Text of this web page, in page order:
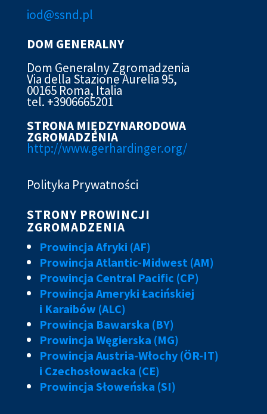
iod@ssnd.pl
DOM GENERALNY
Dom Generalny Zgromadzenia
Via della Stazione Aurelia 95,
00165 Roma, Italia
tel. +3906665201
STRONA MIĘDZYNARODOWA
ZGROMADZENIA
http://www.gerhardinger.org/
Polityka Prywatności
STRONY PROWINCJI
ZGROMADZENIA
Prowincja Afryki (AF)
Prowincja Atlantic-Midwest (AM)
Prowincja Central Pacific (CP)
Prowincja Ameryki Łacińskiej
i Karaibów (ALC)
Prowincja Bawarska (BY)
Prowincja Węgierska (MG)
Prowincja Austria-Włochy (ÖR-IT)
i Czechosłowacka (CE)
Prowincja Słoweńska (SI)